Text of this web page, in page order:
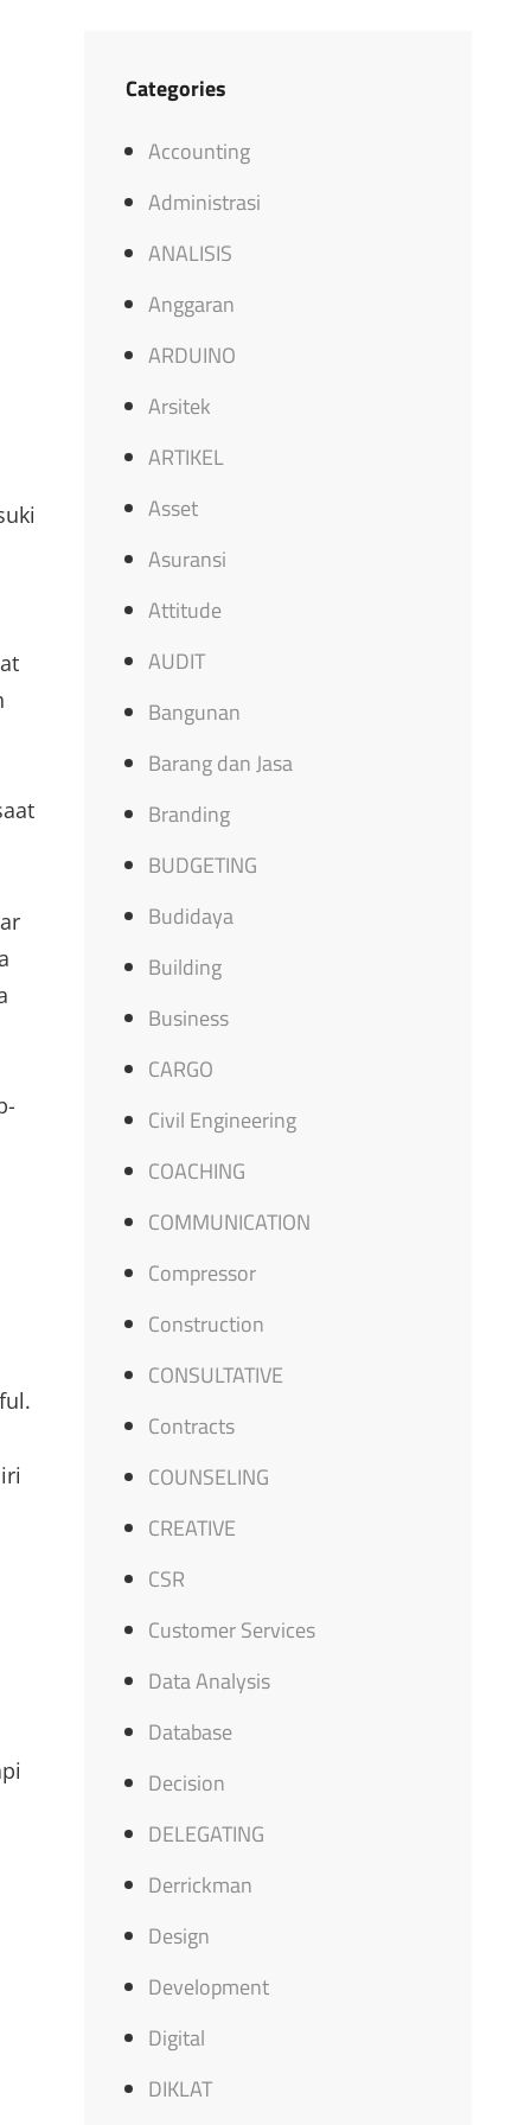
Categories
Accounting
Administrasi
ANALISIS
Anggaran
ARDUINO
Arsitek
ARTIKEL
Asset
Asuransi
Attitude
AUDIT
Bangunan
Barang dan Jasa
Branding
BUDGETING
Budidaya
Building
Business
CARGO
Civil Engineering
COACHING
COMMUNICATION
Compressor
Construction
CONSULTATIVE
Contracts
COUNSELING
CREATIVE
CSR
Customer Services
Data Analysis
Database
Decision
DELEGATING
Derrickman
Design
Development
Digital
DIKLAT